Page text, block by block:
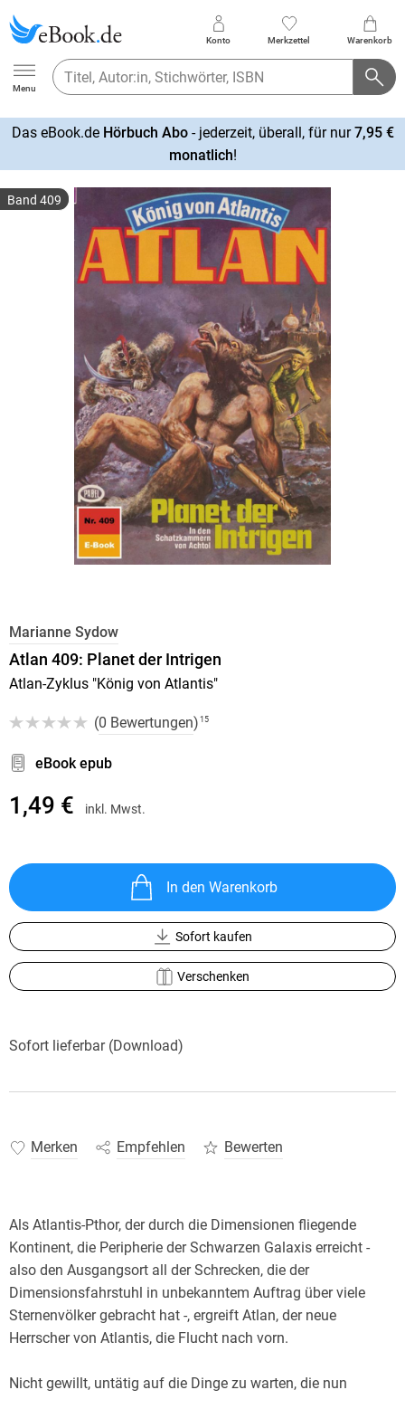
Ebook.de
Menu
Konto Merkzettel Warenkorb
Das eBook.de Hörbuch Abo- jederzeit, überall, für nur7,95 €
monatlich!
Band 409
Marianne Sydow
Atlan 409: Planet der Intrigen
Atlan-Zyklus "König von Atlantis"
(0 Bewertungen) 15
eBook epub
1,49 € inkl. Mwst.
In den Warenkorb
Sofort kaufen
Verschenken
Sofort lieferbar (Download)
Merken Empfehlen Bewerten
Als Atlantis-Pthor, der durch die Dimensionen fliegende
Kontinent, die Peripherie der Schwarzen Galaxis erreicht -
also den Ausgangsort all der Schrecken, die der
Dimensionsfahrstuhl in unbekanntem Auftrag über viele
Sternenvölker gebracht hat -, ergreift Atlan, der neue
Nicht gewillt, untätig auf die Dinge zu warten, die nun